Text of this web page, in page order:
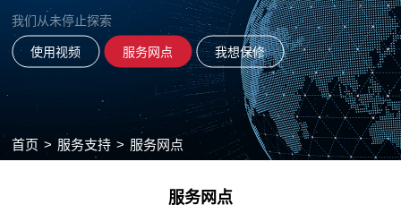
我们从未停止探索
使用视频 服务网点 我想保修
首页 > 服务支持 > 服务网点
服务网点